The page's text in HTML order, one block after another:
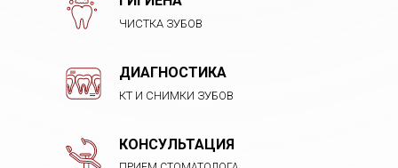
КОНСУЛЬТАЦИЯ
КТ И СНИМКИ ЗУБОВ
ДИАГНОСТИКА
ЧИСТКА ЗУБОВ